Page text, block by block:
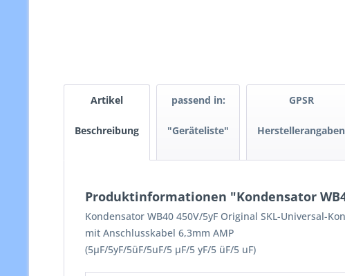
Artikel
Beschreibung
passend in:
"Geräteliste"
GPSR
Herstellerangaben
Produktinformationen "Kondensator
Kondensator WB40 450V/5yF Original SKL-Universal-
mit Anschlusskabel 6,3mm AMP
(5µF/5yF/5üF/5uF/5 µF/5 yF/5 üF/5 uF)